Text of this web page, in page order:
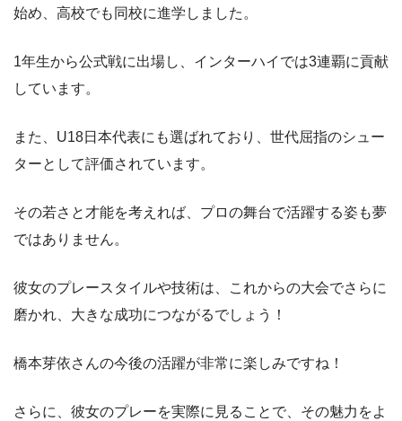
始め、高校でも同校に進学しました。
1年生から公式戦に出場し、インターハイでは3連覇に貢献
しています。
また、U18日本代表にも選ばれており、世代屈指のシュー
ターとして評価されています。
その若さと才能を考えれば、プロの舞台で活躍する姿も夢
ではありません。
彼女のプレースタイルや技術は、これからの大会でさらに
磨かれ、大きな成功につながるでしょう！
橋本芽依さんの今後の活躍が非常に楽しみですね！
さらに、彼女のプレーを実際に見ることで、その魅力をよ